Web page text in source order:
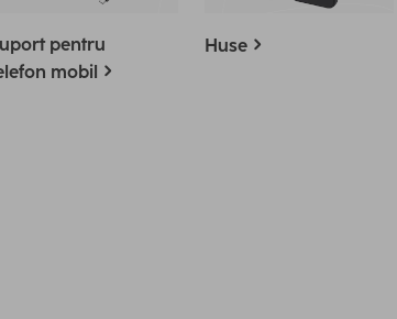
pentru
mobil
Huse